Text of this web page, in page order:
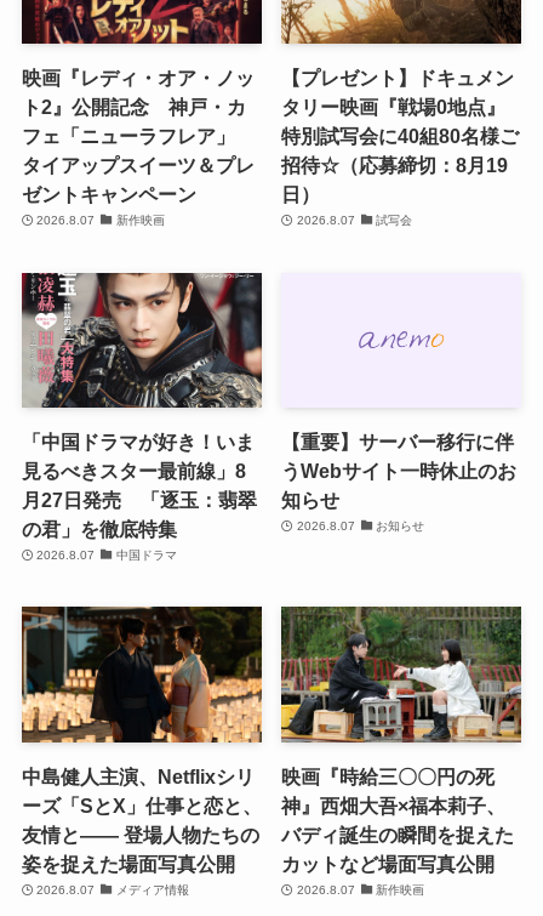
映画『レディ・オア・ノッ
ト2』公開記念 神戸・カ
フェ「ニューラフレア」
タイアップスイーツ＆プレ
ゼントキャンペーン
2026.8.07 新作映画
【プレゼント】ドキュメン
タリー映画『戦場0地点』
特別試写会に40組80名様ご
招待☆（応募締切：8月19
日）
2026.8.07 試写会
「中国ドラマが好き！いま
見るべきスター最前線」8
月27日発売 「逐玉：翡翠
の君」を徹底特集
2026.8.07 中国ドラマ
【重要】サーバー移行に伴
うWebサイト一時休止のお
知らせ
2026.8.07 お知らせ
中島健人主演、Netflixシリ
ーズ「SとX」仕事と恋と、
友情と―― 登場人物たちの
姿を捉えた場面写真公開
2026.8.07 メディア情報
映画『時給三〇〇円の死
神』西畑大吾×福本莉子、
バディ誕生の瞬間を捉えた
カットなど場面写真公開
2026.8.07 新作映画